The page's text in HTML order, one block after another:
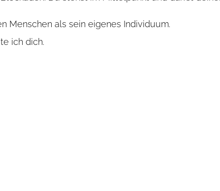
Menschen als sein eigenes Individuum.
ich dich.